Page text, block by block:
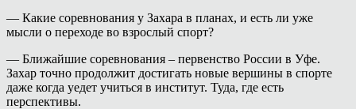
— Какие соревнования у Захара в планах, и есть ли уже
мысли о переходе во взрослый спорт?
— Ближайшие соревнования – первенство России в Уфе.
Захар точно продолжит достигать новые вершины в спорте
даже когда уедет учиться в институт. Туда, где есть
перспективы.